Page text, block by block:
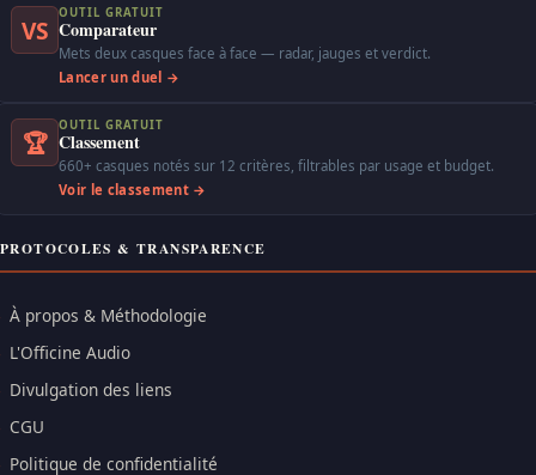
VS
OUTIL GRATUIT
Comparateur
Mets deux casques face à face — radar, jauges et verdict.
Lancer un duel →
🏆
OUTIL GRATUIT
Classement
660+ casques notés sur 12 critères, filtrables par usage et budget.
Voir le classement →
PROTOCOLES & TRANSPARENCE
À propos & Méthodologie
L'Officine Audio
Divulgation des liens
CGU
Politique de confidentialité